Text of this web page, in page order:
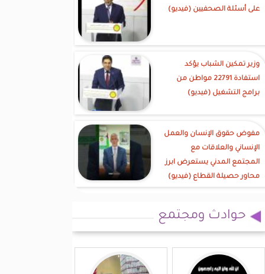
على أسئلة الصحفيين (فيديو)
وزير تمكين الشباب يؤكد
استفادة 22791 مواطن من
برامج التشغيل (فيديو)
مفوض حقوق الإنسان والعمل
الإنساني والعلاقات مع
المجتمع المدني يستعرض ابرز
محاور حصيلة القطاع (فيديو)
حوادث ومجتمع